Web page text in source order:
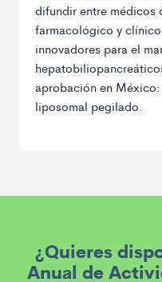
difundir entre médicos
farmacológico y
innovadores para el
aprobación en
liposomal pegilado.
¿Quieres
Anual de